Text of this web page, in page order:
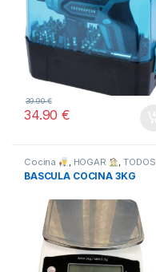
34.90€
39.90€
Cocina , HOGAR ,TODOS
BASCULA COCINA 3KG